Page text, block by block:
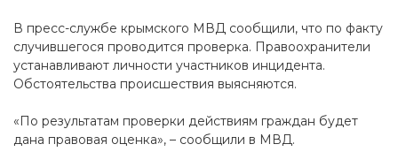
В пресс-службе крымского МВД сообщили, что по факту
случившегося проводится проверка. Правоохранители
устанавливают личности участников инцидента.
Обстоятельства происшествия выясняются.
«По результатам проверки действиям граждан будет
дана правовая оценка», – сообщили в МВД.